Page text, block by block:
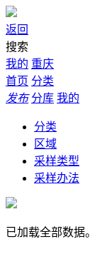
返回
搜索
我的 重庆
首页 分类
发布 分库 我的
分类
区域
采样类型
采样办法
已加载全部数据。